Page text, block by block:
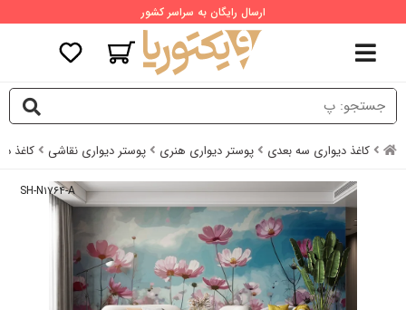
ارسال رایگان به سراسر کشور
کاغذ دیواری سه بعدی پوستر دیواری هنری پوستر دیواری نقاشی کاغذ
SH-N۱۷۶۴-A